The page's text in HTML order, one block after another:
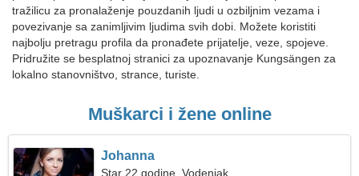
tražilicu za pronalaženje pouzdanih ljudi u ozbiljnim vezama i
povezivanje sa zanimljivim ljudima svih dobi. Možete koristiti
najbolju pretragu profila da pronađete prijatelje, veze, spojeve.
Pridružite se besplatnoj stranici za upoznavanje Kungsängen za
lokalno stanovništvo, strance, turiste.
Muškarci i žene online
Johanna
Star 22 godine, Vodenjak